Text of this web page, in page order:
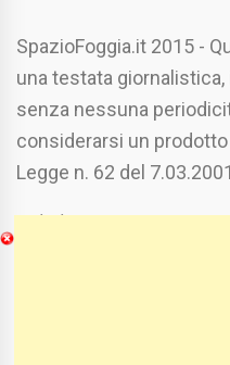
SpazioFoggia.it 2015 -
una testata
senza nessuna
considerarsi un
Legge n. 62 del 7.03.2001
Chi Siamo